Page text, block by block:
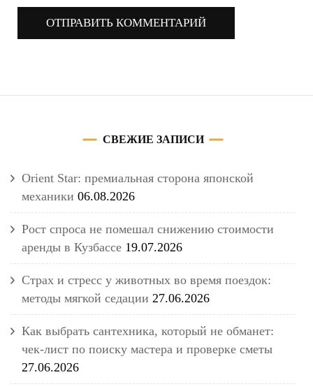
СВЕЖИЕ ЗАПИСИ
Orient Star: премиальная сторона японской
механики 06.08.2026
Рост спроса не помешал снижению стоимости
аренды в Кузбассе 19.07.2026
Страх и стресс у животных во время поездок:
методы мягкой седации 27.06.2026
Как выбрать сантехника, который не обманет:
чек-лист по поиску мастера и проверке сметы
27.06.2026